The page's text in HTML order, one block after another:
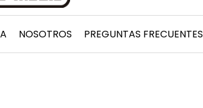
NOSOTROS PREGUNTAS FRECUENTES